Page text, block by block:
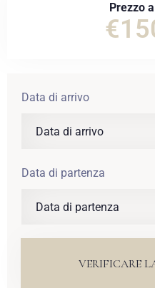
Prezzo
€
Data di arrivo
Data di partenza